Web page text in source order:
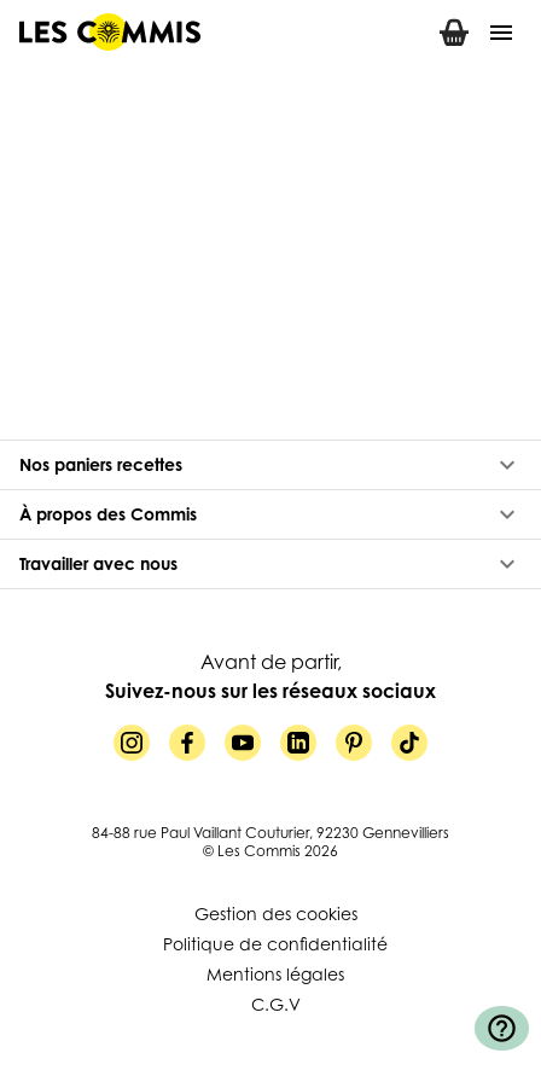
menu
Nos paniers recettes keyboard_arrow_down
À propos des Commis keyboard_arrow_down
Travailler avec nous keyboard_arrow_down
Avant de partir,
Suivez-nous sur les réseaux sociaux
84-88 rue Paul Vaillant Couturier, 92230 Gennevilliers
© Les Commis 2026
Gestion des cookies
Politique de confidentialité
Mentions légales
C.G.V
help_outline